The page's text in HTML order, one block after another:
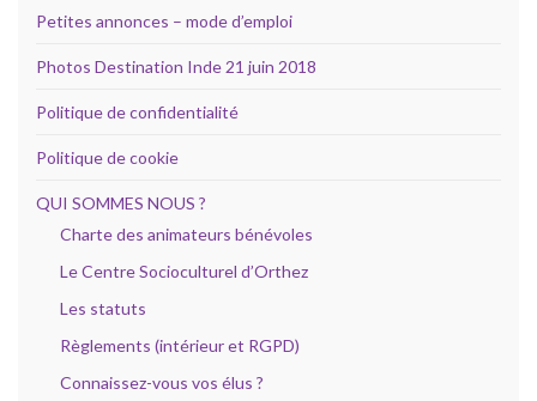
Petites annonces – mode d’emploi
Photos Destination Inde 21 juin 2018
Politique de confidentialité
Politique de cookie
QUI SOMMES NOUS ?
Charte des animateurs bénévoles
Le Centre Socioculturel d’Orthez
Les statuts
Règlements (intérieur et RGPD)
Connaissez-vous vos élus ?